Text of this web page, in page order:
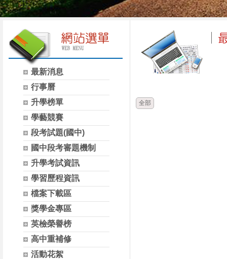
最新消息
行事曆
升學榜單
學藝競賽
段考試題(國中)
國中段考審題機制
升學考試資訊
學習歷程資訊
檔案下載區
獎學金專區
英檢榮譽榜
高中重補修
活動花絮
全部